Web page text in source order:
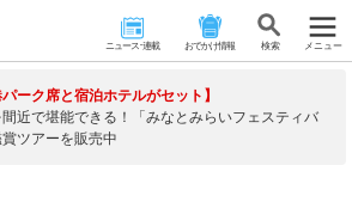
ニュース･連載 おでかけ情報 検 索 メニュー
パーク席と宿泊ホテルがセット】
近で堪能できる！「みなとみらいフェスティバ
ツアーを販売中